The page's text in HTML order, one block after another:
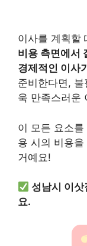
이사를 계획할
비용 측면에서
경제적인 이사
준비한다면,
욱 만족스러운
이 모든 요소
용 시의 비용
거예요!
성남시 이삿
요.